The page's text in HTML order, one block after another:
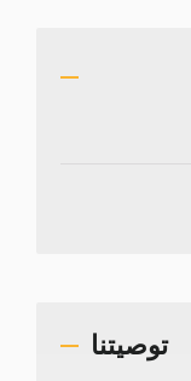
توصيتنا